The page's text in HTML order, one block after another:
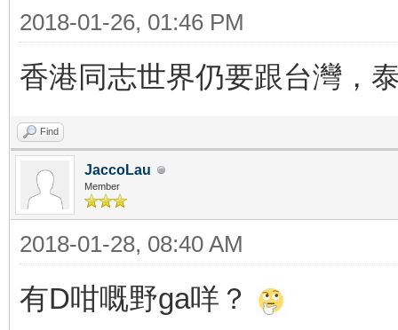
2018-01-26, 01:46 PM
香港同志世界仍要跟台灣，
Find
JaccoLau
Member
2018-01-28, 08:40 AM
有D咁嘅野ga咩？